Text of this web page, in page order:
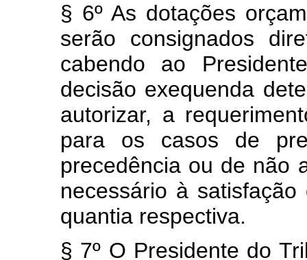
§ 6º As dotações
serão consignados
cabendo ao
decisão exequenda
autorizar, a
para os casos de
precedência ou de não
necessário à
quantia respectiva.
§ 7º O Presidente do